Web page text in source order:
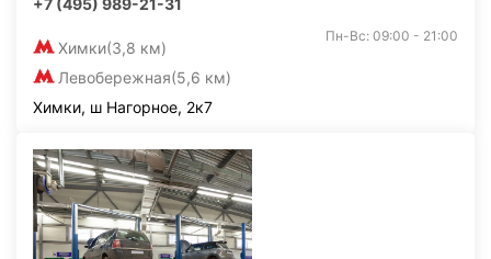
+7 (495) 989-21-31
Химки(3,8 км)
Левобережная(5,6 км)
Пн-Вс: 09:00 - 21:00
Химки, ш Нагорное, 2к7